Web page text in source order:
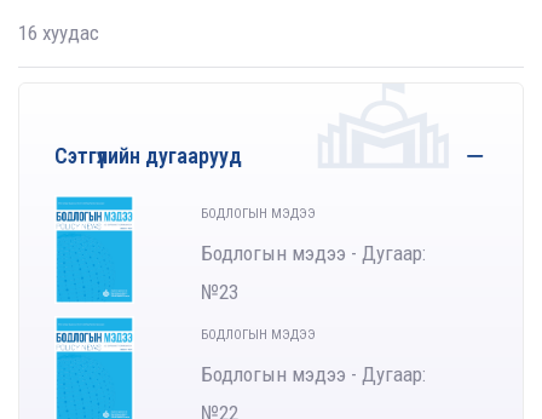
16 хуудас
Сэтгүүлийн дугаарууд
БОДЛОГЫН МЭДЭЭ
Бодлогын мэдээ - Дугаар:
№23
БОДЛОГЫН МЭДЭЭ
Бодлогын мэдээ - Дугаар:
№22